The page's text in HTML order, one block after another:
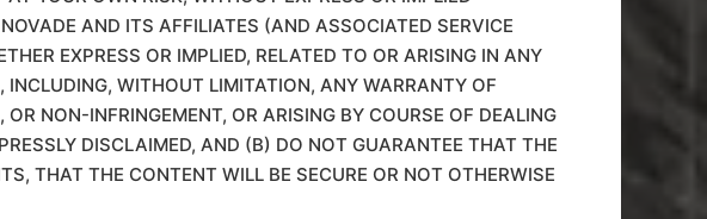
AND ITS AFFILIATES (AND ASSOCIATED SERVICE
EXPRESS OR IMPLIED, RELATED TO OR ARISING IN ANY
INCLUDING, WITHOUT LIMITATION, ANY WARRANTY OF
NON-INFRINGEMENT, OR ARISING BY COURSE OF DEALING
DISCLAIMED, AND (B) DO NOT GUARANTEE THAT THE
THAT THE CONTENT WILL BE SECURE OR NOT OTHERWISE